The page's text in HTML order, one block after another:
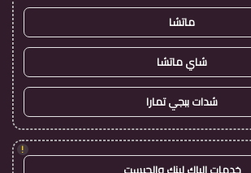
ماتشا
شاي ماتشا
شدات ببجي تمارا
!